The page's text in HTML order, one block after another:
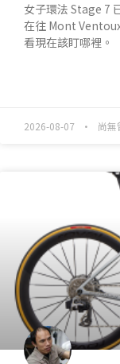
女子環法 Stage 7
在往 Mont
看現在該盯哪裡。
2026-08-07 尚無